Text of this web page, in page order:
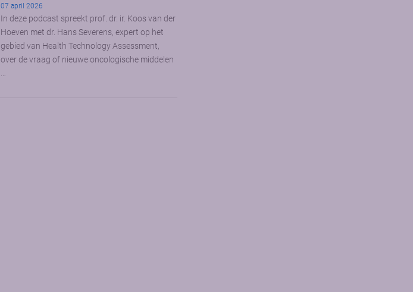
07 april 2026
In deze podcast spreekt prof. dr. ir. Koos van der
Hoeven met dr. Hans Severens, expert op het
gebied van Health Technology Assessment,
over de vraag of nieuwe oncologische middelen
…